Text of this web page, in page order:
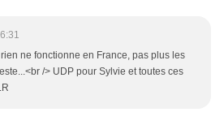
rien ne fonctionne en France, pas plus les
/> UDP pour Sylvie et toutes ces